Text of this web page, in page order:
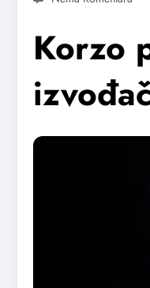
Korzo